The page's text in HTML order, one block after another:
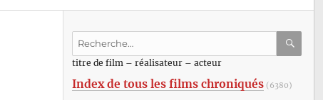
Recherche
:titre de film – réalisateur – acteur
Index de tous les films chroniqués (6380)